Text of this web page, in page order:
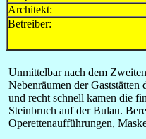
Architekt:
Betreiber:
Unmittelbar nach dem
Nebenräumen der
und recht schnell kamen die
Steinbruch auf der Bulau.
Operettenaufführungen,